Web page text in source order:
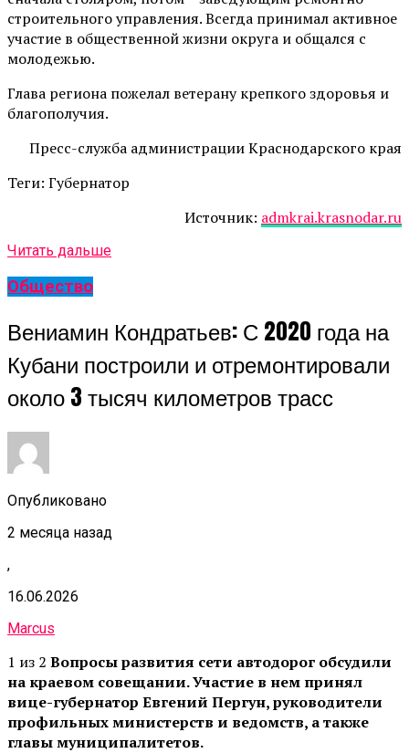
строительного управления. Всегда принимал активное
участие в общественной жизни округа и общался с
молодежью.
Глава региона пожелал ветерану крепкого здоровья и
благополучия.
Пресс-служба администрации Краснодарского края
Теги: Губернатор
Источник: admkrai.krasnodar.ru
Читать дальше
Общество
Вениамин Кондратьев: С 2020 года на
Кубани построили и отремонтировали
около 3 тысяч километров трасс
Опубликовано
2 месяца назад
,
16.06.2026
Marcus
1 из 2 Вопросы развития сети автодорог обсудили
на краевом совещании. Участие в нем принял
вице-губернатор Евгений Пергун, руководители
профильных министерств и ведомств, а также
главы муниципалитетов.